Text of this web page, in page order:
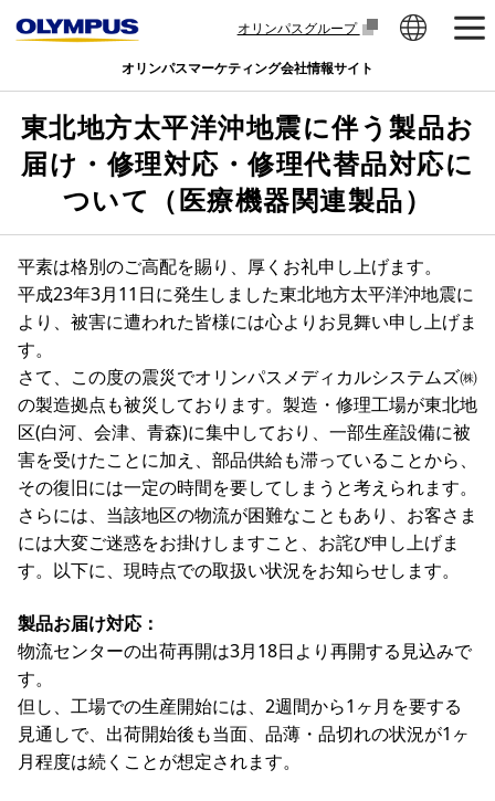
オリンパスグループ
オリンパスマーケティング会社情報サイト
東北地方太平洋沖地震に伴う製品お
届け・修理対応・修理代替品対応に
ついて（医療機器関連製品）
平素は格別のご高配を賜り、厚くお礼申し上げます。
平成23年3月11日に発生しました東北地方太平洋沖地震に
より、被害に遭われた皆様には心よりお見舞い申し上げま
す。
さて、この度の震災でオリンパスメディカルシステムズ㈱
の製造拠点も被災しております。製造・修理工場が東北地
区(白河、会津、青森)に集中しており、一部生産設備に被
害を受けたことに加え、部品供給も滞っていることから、
その復旧には一定の時間を要してしまうと考えられます。
さらには、当該地区の物流が困難なこともあり、お客さま
には大変ご迷惑をお掛けしますこと、お詫び申し上げま
す。以下に、現時点での取扱い状況をお知らせします。
製品お届け対応：
物流センターの出荷再開は3月18日より再開する見込みで
す。
但し、工場での生産開始には、2週間から1ヶ月を要する
見通しで、出荷開始後も当面、品薄・品切れの状況が1ヶ
月程度は続くことが想定されます。